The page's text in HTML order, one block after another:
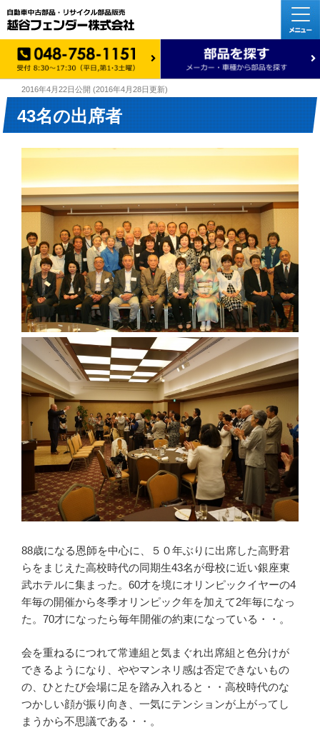
2016年4月22日公開 (2016年4月28日更新)
43名の出席者
88歳になる恩師を中心に、５０年ぶりに出席した高野君
らをまじえた高校時代の同期生43名が母校に近い銀座東
武ホテルに集まった。60才を境にオリンピックイヤーの4
年毎の開催から冬季オリンピック年を加えて2年毎になっ
た。70才になったら毎年開催の約束になっている・・。
会を重ねるにつれて常連組と気まぐれ出席組と色分けが
できるようになり、ややマンネリ感は否定できないもの
の、ひとたび会場に足を踏み入れると・・高校時代のな
つかしい顔が振り向き、一気にテンションが上がってし
まうから不思議である・・。